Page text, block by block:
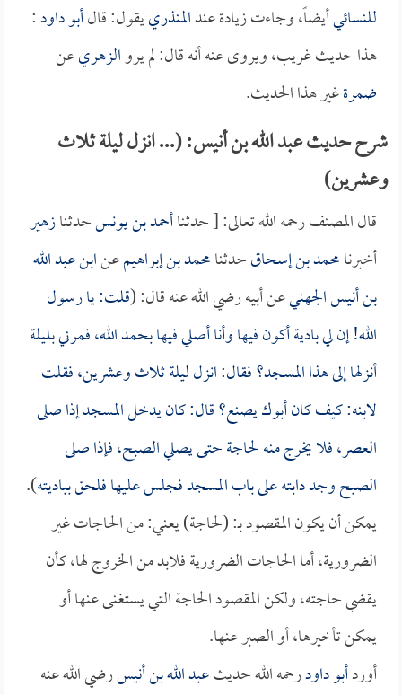
للنسائيأيضاً، وجاءت زيادة عندالمنذرييقول: قالأبو داود:
هذا حديث غريب، ويروى عنه أنه قال: لم يروالزهريعن
ضمرةغير هذا الحديث.
شرح حديث عبد الله بن أنيس: (... انزل ليلة ثلاث
وعشرين)
قال المصنف رحمه الله تعالى: [ حدثناأحمد بن يونسحدثنازهير
أخبرنامحمد بن إسحاقحدثنامحمد بن إبراهيمعنابن عبد الله
بن أنيس الجهنيعن أبيه رضي الله عنه قال: (قلت: يا رسول
الله! إن لي بادية أكون فيها وأنا أصلي فيها بحمد الله، فمرني بليلة
أنزلها إلى هذا المسجد؟ فقال: انزل ليلة ثلاث وعشرين، فقلت
لابنه: كيف كان أبوك يصنع؟ قال: كان يدخل المسجد إذا صلى
العصر، فلا يخرج منه لحاجة حتى يصلي الصبح، فإذا صلى
الصبح وجد دابته على باب المسجد فجلس عليها فلحق بباديته).
يمكن أن يكون المقصود بـ: (لحاجة) يعني: من الحاجات غير
الضرورية، أما الحاجات الضرورية فلابد من الخروج لها، كأن
يقضي حاجته، ولكن المقصود الحاجة التي يستغنى عنها أو
يمكن تأخيرها، أو الصبر عنها.
أوردأبو داودرحمه الله حديثعبد الله بن أنيسرضي الله عنه